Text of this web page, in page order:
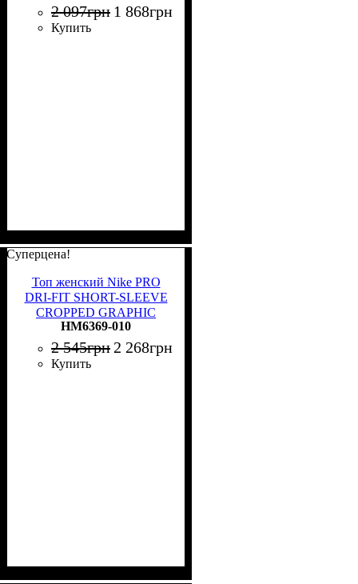
2 097грн 1 868грн
Купить
Суперцена!
Топ женский Nike PRO
DRI-FIT SHORT-SLEEVE
CROPPED GRAPHIC
черный HM6369-010
HM6369-010
2 545грн 2 268грн
Купить